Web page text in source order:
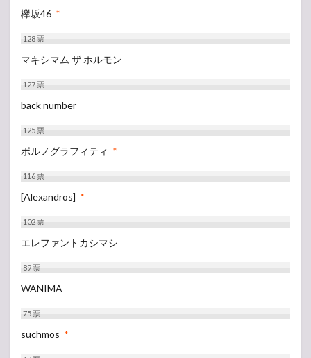
欅坂46 *
128票
マキシマム ザ ホルモン
127票
back number
125票
ポルノグラフィティ *
116票
[Alexandros] *
102票
エレファントカシマシ
89票
WANIMA
75票
suchmos *